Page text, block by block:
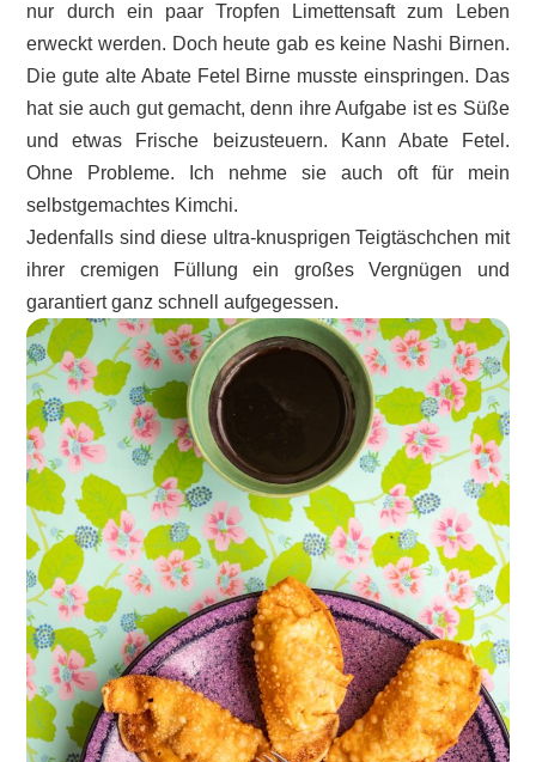
nur durch ein paar Tropfen Limettensaft zum Leben
erweckt werden. Doch heute gab es keine Nashi Birnen.
Die gute alte Abate Fetel Birne musste einspringen. Das
hat sie auch gut gemacht, denn ihre Aufgabe ist es Süße
und etwas Frische beizusteuern. Kann Abate Fetel.
Ohne Probleme. Ich nehme sie auch oft für mein
selbstgemachtes Kimchi.
Jedenfalls sind diese ultra-knusprigen Teigtäschchen mit
ihrer cremigen Füllung ein großes Vergnügen und
garantiert ganz schnell aufgegessen.